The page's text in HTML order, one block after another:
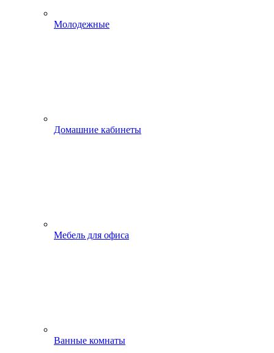
Молодежные
Домашние кабинеты
Мебель для офиса
Ванные комнаты